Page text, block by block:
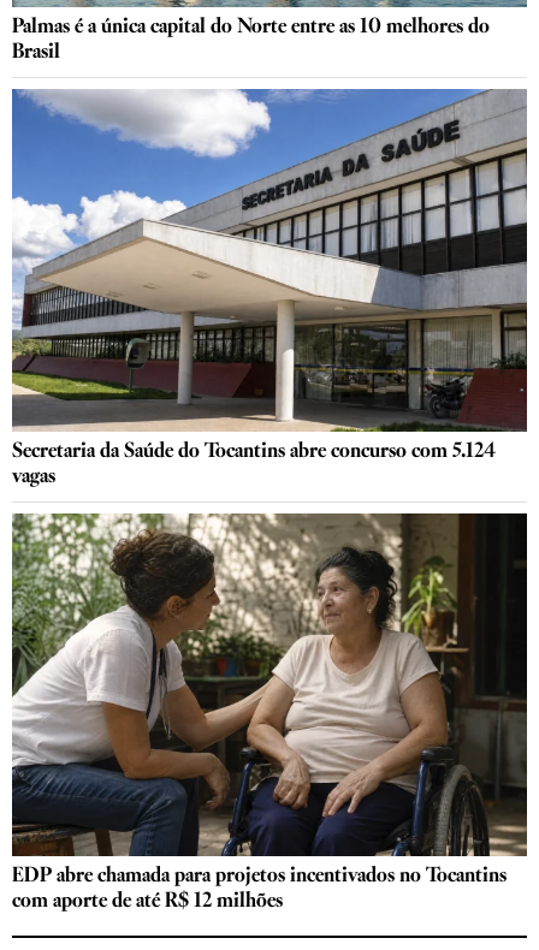
Palmas é a única capital do Norte entre as 10 melhores do
Brasil
Secretaria da Saúde do Tocantins abre concurso com 5.124
vagas
EDP abre chamada para projetos incentivados no Tocantins
com aporte de até R$ 12 milhões